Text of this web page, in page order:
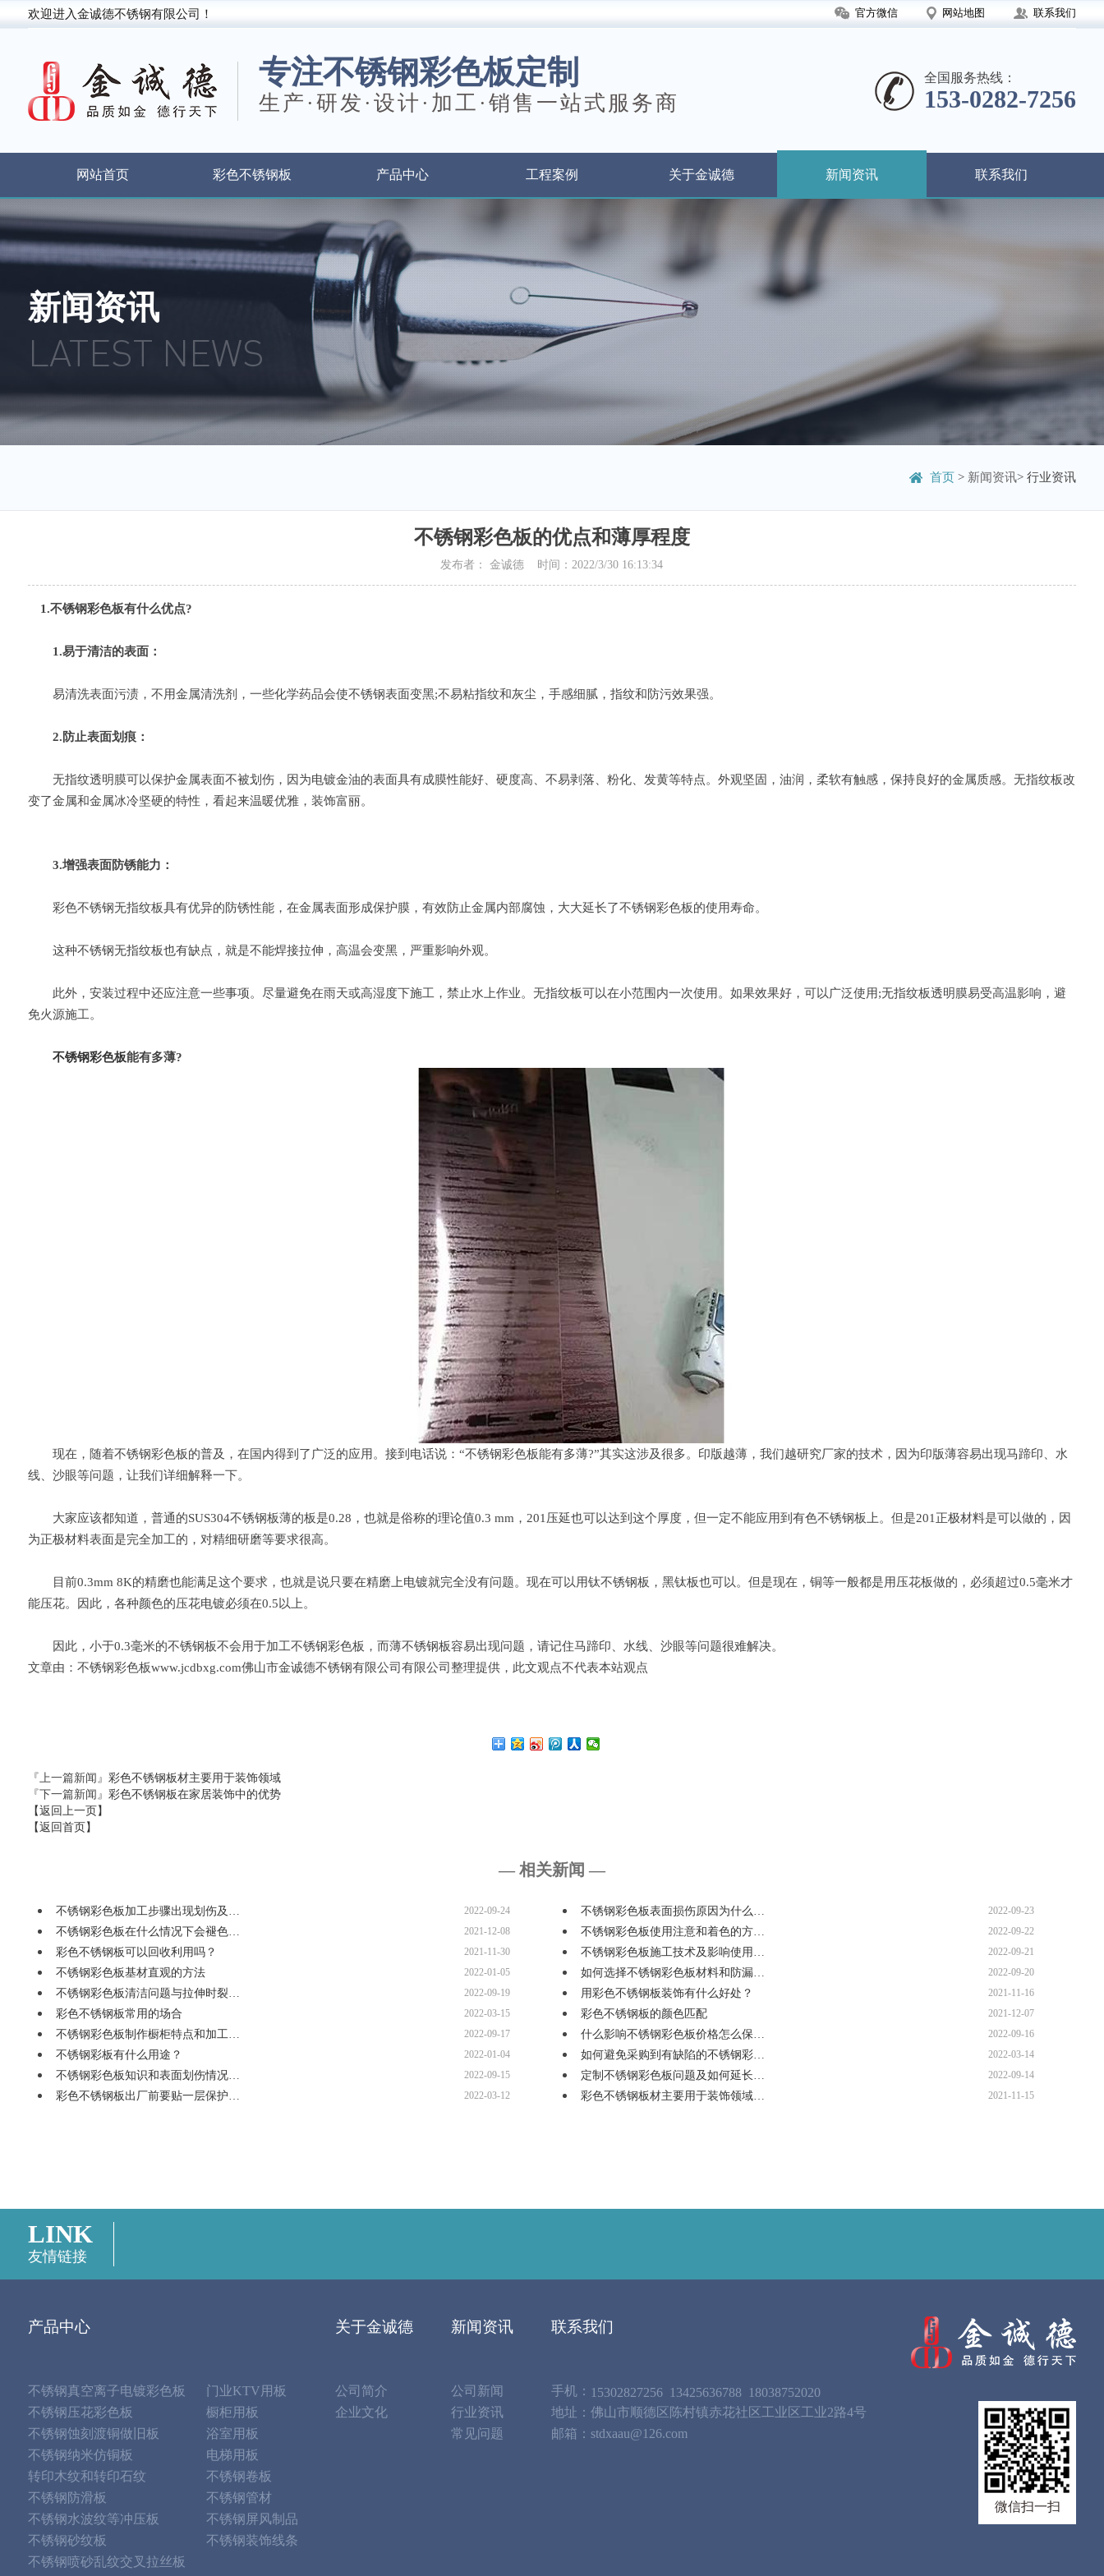
欢迎进入金诚德不锈钢有限公司！ 官方微信 网站地图 联系我们
专注不锈钢彩色板定制
生产·研发·设计·加工·销售一站式服务商
全国服务热线：
153-0282-7256
网站首页 彩色不锈钢板 产品中心 工程案例 关于金诚德 新闻资讯 联系我们
新闻资讯
LATEST NEWS
首页 > 新闻资讯> 行业资讯
不锈钢彩色板的优点和薄厚程度
发布者： 金诚德 时间：2022/3/30 16:13:34
1.不锈钢彩色板有什么优点?
1.易于清洁的表面：
易清洗表面污渍，不用金属清洗剂，一些化学药品会使不锈钢表面变黑;不易粘指纹和灰尘，手感细腻，指纹和防污效果强。
2.防止表面划痕：
无指纹透明膜可以保护金属表面不被划伤，因为电镀金油的表面具有成膜性能好、硬度高、不易剥落、粉化、发黄等特点。外观坚固，油润，柔软有触感，保持良好的金属质感。无指纹板改
变了金属和金属冰冷坚硬的特性，看起来温暖优雅，装饰富丽。
3.增强表面防锈能力：
彩色不锈钢无指纹板具有优异的防锈性能，在金属表面形成保护膜，有效防止金属内部腐蚀，大大延长了不锈钢彩色板的使用寿命。
这种不锈钢无指纹板也有缺点，就是不能焊接拉伸，高温会变黑，严重影响外观。
此外，安装过程中还应注意一些事项。尽量避免在雨天或高湿度下施工，禁止水上作业。无指纹板可以在小范围内一次使用。如果效果好，可以广泛使用;无指纹板透明膜易受高温影响，避
免火源施工。
不锈钢彩色板能有多薄?
现在，随着不锈钢彩色板的普及，在国内得到了广泛的应用。接到电话说：“不锈钢彩色板能有多薄?”其实这涉及很多。印版越薄，我们越研究厂家的技术，因为印版薄容易出现马蹄印、水
线、沙眼等问题，让我们详细解释一下。
大家应该都知道，普通的SUS304不锈钢板薄的板是0.28，也就是俗称的理论值0.3 mm，201压延也可以达到这个厚度，但一定不能应用到有色不锈钢板上。但是201正极材料是可以做的，因
为正极材料表面是完全加工的，对精细研磨等要求很高。
目前0.3mm 8K的精磨也能满足这个要求，也就是说只要在精磨上电镀就完全没有问题。现在可以用钛不锈钢板，黑钛板也可以。但是现在，铜等一般都是用压花板做的，必须超过0.5毫米才
能压花。因此，各种颜色的压花电镀必须在0.5以上。
因此，小于0.3毫米的不锈钢板不会用于加工不锈钢彩色板，而薄不锈钢板容易出现问题，请记住马蹄印、水线、沙眼等问题很难解决。
文章由：不锈钢彩色板www.jcdbxg.com佛山市金诚德不锈钢有限公司有限公司整理提供，此文观点不代表本站观点
『上一篇新闻』 彩色不锈钢板材主要用于装饰领域
『下一篇新闻』 彩色不锈钢板在家居装饰中的优势
【返回上一页】
【返回首页】
— 相关新闻 —
不锈钢彩色板加工步骤出现划伤及… 2022-09-24 不锈钢彩色板表面损伤原因为什么… 2022-09-23
不锈钢彩色板在什么情况下会褪色… 2021-12-08 不锈钢彩色板使用注意和着色的方… 2022-09-22
彩色不锈钢板可以回收利用吗？ 2021-11-30 不锈钢彩色板施工技术及影响使用… 2022-09-21
不锈钢彩色板基材直观的方法 2022-01-05 如何选择不锈钢彩色板材料和防漏… 2022-09-20
不锈钢彩色板清洁问题与拉伸时裂… 2022-09-19 用彩色不锈钢板装饰有什么好处？ 2021-11-16
彩色不锈钢板常用的场合 2022-03-15 彩色不锈钢板的颜色匹配 2021-12-07
不锈钢彩色板制作橱柜特点和加工… 2022-09-17 什么影响不锈钢彩色板价格怎么保… 2022-09-16
不锈钢彩板有什么用途？ 2022-01-04 如何避免采购到有缺陷的不锈钢彩… 2022-03-14
不锈钢彩色板知识和表面划伤情况… 2022-09-15 定制不锈钢彩色板问题及如何延长… 2022-09-14
彩色不锈钢板出厂前要贴一层保护… 2022-03-12 彩色不锈钢板材主要用于装饰领域… 2021-11-15
LINK
友情链接
产品中心
不锈钢真空离子电镀彩色板
不锈钢压花彩色板
不锈钢蚀刻渡铜做旧板
不锈钢纳米仿铜板
转印木纹和转印石纹
不锈钢防滑板
不锈钢水波纹等冲压板
不锈钢砂纹板
不锈钢喷砂乱纹交叉拉丝板
门业KTV用板
橱柜用板
浴室用板
电梯用板
不锈钢卷板
不锈钢管材
不锈钢屏风制品
不锈钢装饰线条
关于金诚德
公司简介
企业文化
新闻资讯
公司新闻
行业资讯
常见问题
联系我们
手机： 15302827256 13425636788
18038752020
地址：佛山市顺德区陈村镇赤花社区工业区工业2路4号
邮箱：stdxaau@126.com
微信扫一扫